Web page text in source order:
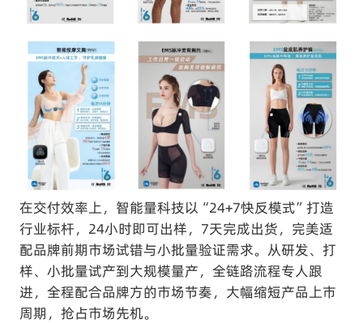
在交付效率上，智能量科技以“24+7快反模式”打造
行业标杆，24小时即可出样，7天完成出货，完美适
配品牌前期市场试错与小批量验证需求。从研发、打
样、小批量试产到大规模量产，全链路流程专人跟
进，全程配合品牌方的市场节奏，大幅缩短产品上市
周期，抢占市场先机。